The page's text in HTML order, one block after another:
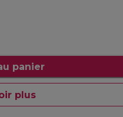
panier
plus